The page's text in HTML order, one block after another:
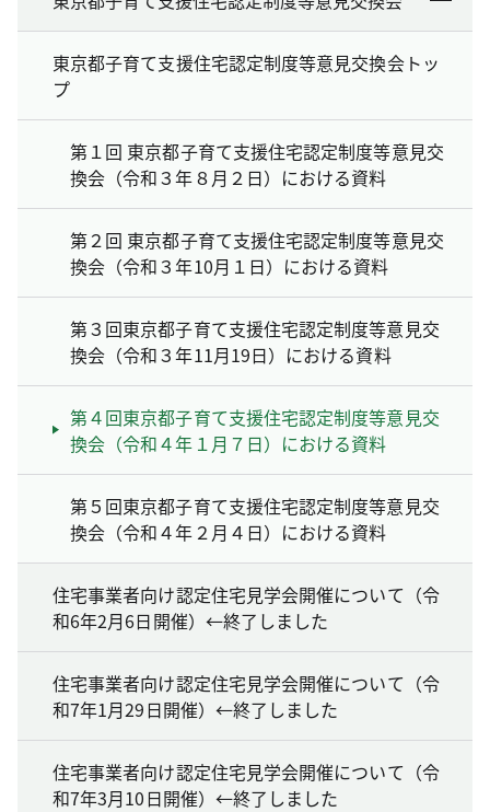
東京都子育て支援住宅認定制度等意見交換会トッ
プ
第１回 東京都子育て支援住宅認定制度等意見交
換会（令和３年８月２日）における資料
第２回 東京都子育て支援住宅認定制度等意見交
換会（令和３年10月１日）における資料
第３回東京都子育て支援住宅認定制度等意見交
換会（令和３年11月19日）における資料
第４回東京都子育て支援住宅認定制度等意見交
換会（令和４年１月７日）における資料
第５回東京都子育て支援住宅認定制度等意見交
換会（令和４年２月４日）における資料
住宅事業者向け認定住宅見学会開催について（令
和6年2月6日開催）←終了しました
住宅事業者向け認定住宅見学会開催について（令
和7年1月29日開催）←終了しました
住宅事業者向け認定住宅見学会開催について（令
和7年3月10日開催）←終了しました